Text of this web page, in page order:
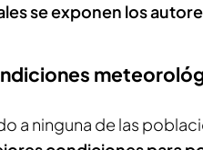
se exponen los
a ninguna de las